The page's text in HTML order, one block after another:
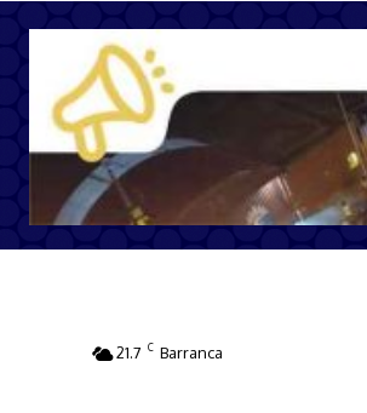
21.7 C Barranca